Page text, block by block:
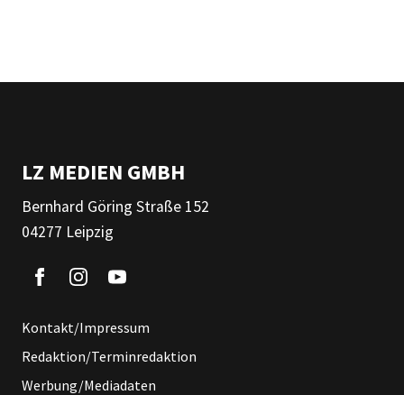
LZ MEDIEN GMBH
Bernhard Göring Straße 152
04277 Leipzig
Kontakt/Impressum
Redaktion/Terminredaktion
Werbung/Mediadaten